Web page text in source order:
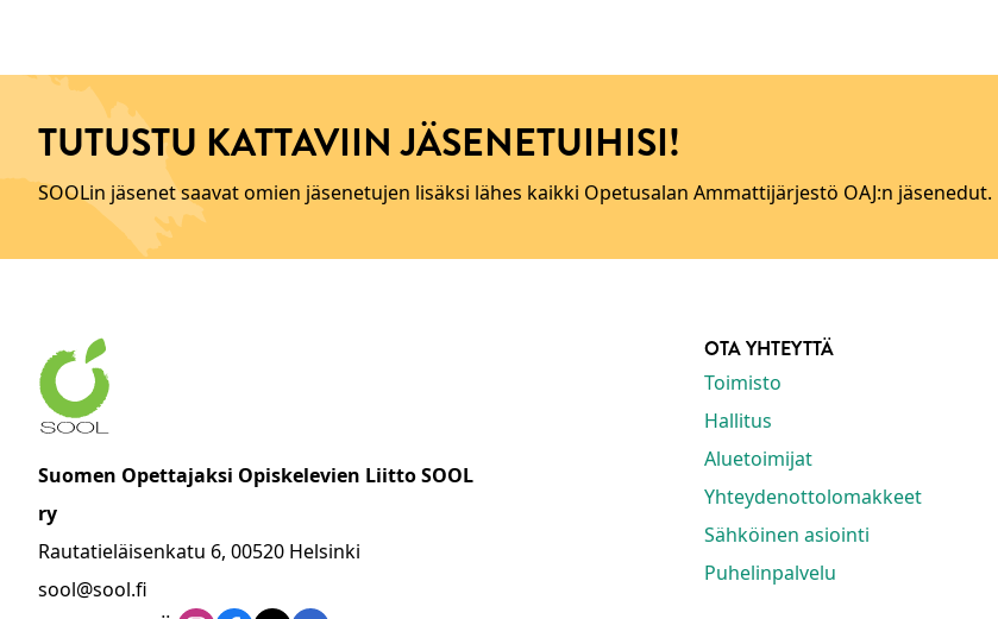
TUTUSTU KATTAVIIN JÄSENETUIHISI!
SOOLin jäsenet saavat omien jäsenetujen lisäksi lähes kaikki Opetusalan Ammattijärjestö OAJ:n jäsenedut.
Suomen Opettajaksi Opiskelevien Liitto SOOL
ry
Rautatieläisenkatu 6, 00520 Helsinki
sool@sool.fi
OTA YHTEYTTÄ
Toimisto
Hallitus
Aluetoimijat
Yhteydenottolomakkeet
Sähköinen asiointi
Puhelinpalvelu